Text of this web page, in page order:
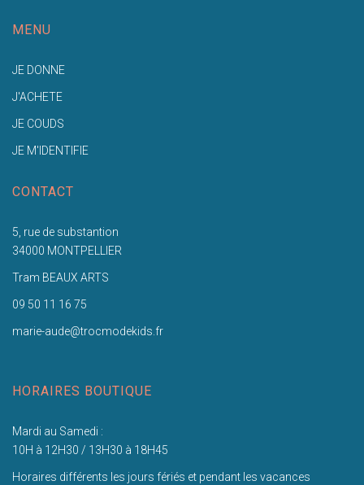
MENU
JE DONNE
J'ACHETE
JE COUDS
JE M'IDENTIFIE
CONTACT
5, rue de substantion
34000 MONTPELLIER
Tram BEAUX ARTS
09 50 11 16 75
marie-aude@trocmodekids.fr
HORAIRES BOUTIQUE
Mardi au Samedi :
10H à 12H30 / 13H30 à 18H45
Horaires différents les jours fériés et pendant les vacances